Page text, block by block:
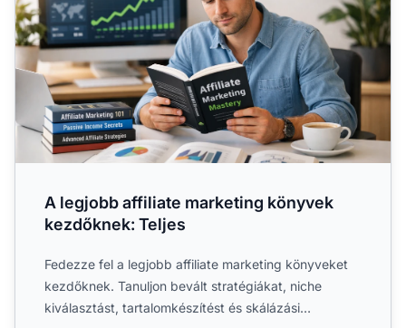
A legjobb affiliate marketing könyvek
kezdőknek: Teljes
Fedezze fel a legjobb affiliate marketing könyveket
kezdőknek. Tanuljon bevált stratégiákat, niche
kiválasztást, tartalomkészítést és skálázási